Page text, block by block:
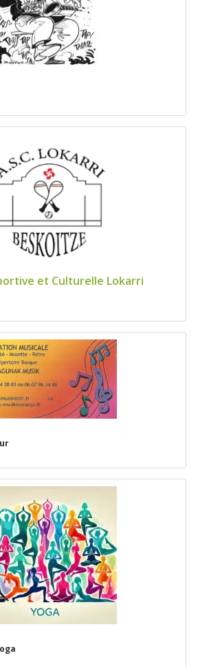
et Culturelle Lokarri